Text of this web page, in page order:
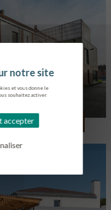
et vous donne le
souhaitez activer.
accepter